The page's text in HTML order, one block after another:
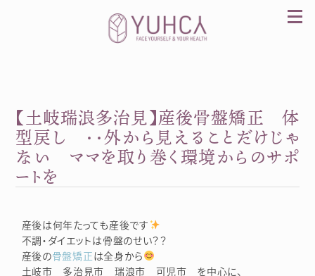
カラダを整え、習慣を変えて、心を前向きに。産
前産後訪問整体 YUHCA（ユウカ）
【土岐瑞浪多治見】産後骨盤矯正 体
型戻し ・・外から見えることだけじゃ
ない ママを取り巻く環境からのサポ
ートを
産後は何年たっても産後です
不調・ダイエットは骨盤のせい？？
産後の骨盤矯正は全身から
土岐市 多治見市 瑞浪市 可児市 を中心に、